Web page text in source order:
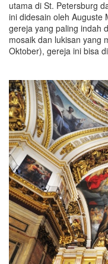
utama di St. Petersburg
ini didesain oleh Auguste
gereja yang paling indah
mosaik dan lukisan yang
Oktober), gereja ini bisa